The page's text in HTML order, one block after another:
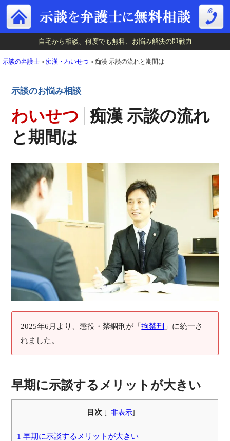
自宅から相談、何度でも無料、お悩み解決の即戦力
自宅から相談、何度でも無料、お悩み解決の即戦力
示談の弁護士 » 痴漢・わいせつ » 痴漢 示談の流れと期間は
示談のお悩み相談
わいせつ
痴漢 示談の流れ
と期間は
2025年6月より、懲役・禁錮刑が「拘禁刑 」に統一さ
れました。
早期に示談するメリットが大きい
目次 [ 非表示]
1 早期に示談するメリットが大きい